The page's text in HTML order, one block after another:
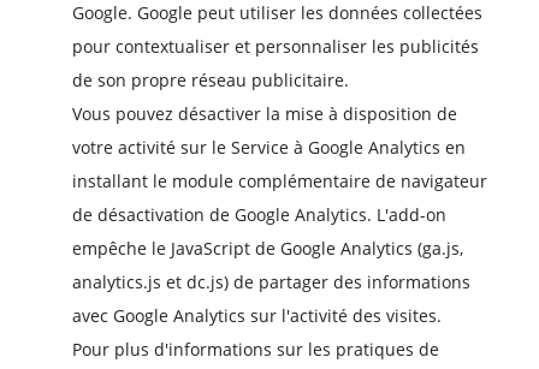
Google. Google peut utiliser les données collectées
pour contextualiser et personnaliser les publicités
de son propre réseau publicitaire.
Vous pouvez désactiver la mise à disposition de
votre activité sur le Service à Google Analytics en
installant le module complémentaire de navigateur
de désactivation de Google Analytics. L'add-on
empêche le JavaScript de Google Analytics (ga.js,
analytics.js et dc.js) de partager des informations
avec Google Analytics sur l'activité des visites.
Pour plus d'informations sur les pratiques de